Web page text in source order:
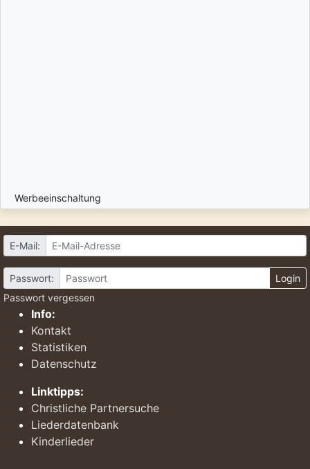
Werbeeinschaltung
E-Mail:
Passwort:
Login
Passwort vergessen
Info:
Kontakt
Statistiken
Datenschutz
Linktipps:
Christliche Partnersuche
Liederdatenbank
Kinderlieder